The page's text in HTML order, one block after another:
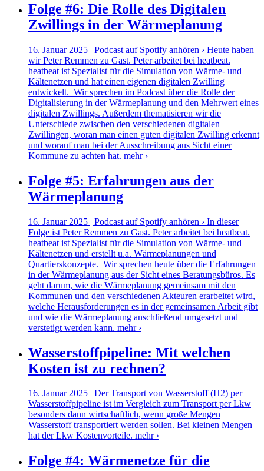
Folge #6: Die Rolle des Digitalen
Zwillings in der Wärmeplanung
16. Januar 2025 | Podcast auf Spotify anhören › Heute haben
wir Peter Remmen zu Gast. Peter arbeitet bei heatbeat.
heatbeat ist Spezialist für die Simulation von Wärme- und
Kältenetzen und hat einen eigenen digitalen Zwilling
entwickelt. Wir sprechen im Podcast über die Rolle der
Digitalisierung in der Wärmeplanung und den Mehrwert eines
digitalen Zwillings. Außerdem thematisieren wir die
Unterschiede zwischen den verschiedenen digitalen
Zwillingen, woran man einen guten digitalen Zwilling erkennt
und worauf man bei der Ausschreibung aus Sicht einer
Kommune zu achten hat. mehr ›
Folge #5: Erfahrungen aus der
Wärmeplanung
16. Januar 2025 | Podcast auf Spotify anhören › In dieser
Folge ist Peter Remmen zu Gast. Peter arbeitet bei heatbeat.
heatbeat ist Spezialist für die Simulation von Wärme- und
Kältenetzen und erstellt u.a. Wärmeplanungen und
Quartierskonzepte. Wir sprechen heute über die Erfahrungen
in der Wärmeplanung aus der Sicht eines Beratungsbüros. Es
geht darum, wie die Wärmeplanung gemeinsam mit den
Kommunen und den verschiedenen Akteuren erarbeitet wird,
welche Herausforderungen es in der gemeinsamen Arbeit gibt
und wie die Wärmeplanung anschließend umgesetzt und
verstetigt werden kann. mehr ›
Wasserstoffpipeline: Mit welchen
Kosten ist zu rechnen?
16. Januar 2025 | Der Transport von Wasserstoff (H2) per
Wasserstoffpipeline ist im Vergleich zum Transport per Lkw
besonders dann wirtschaftlich, wenn große Mengen
Wasserstoff transportiert werden sollen. Bei kleinen Mengen
hat der Lkw Kostenvorteile. mehr ›
Folge #4: Wärmenetze für die